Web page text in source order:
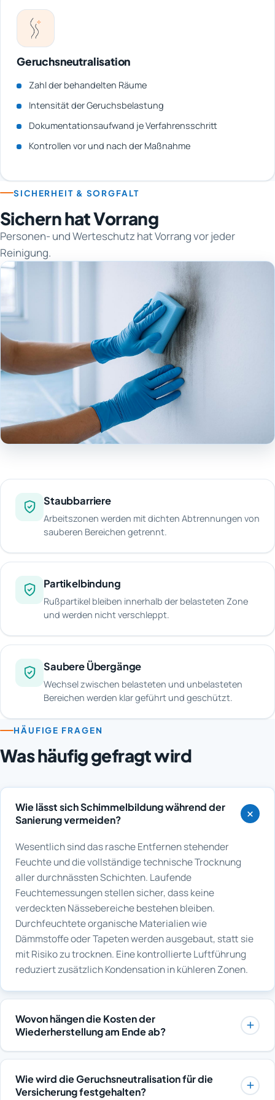
Geruchsneutralisation
Zahl der behandelten Räume
Intensität der Geruchsbelastung
Dokumentationsaufwand je Verfahrensschritt
Kontrollen vor und nach der Maßnahme
SICHERHEIT & SORGFALT
Sichern hat Vorrang
Personen- und Werteschutz hat Vorrang vor jeder
Reinigung.
Staubbarriere
Arbeitszonen werden mit dichten Abtrennungen von
sauberen Bereichen getrennt.
Partikelbindung
Rußpartikel bleiben innerhalb der belasteten Zone
und werden nicht verschleppt.
Saubere Übergänge
Wechsel zwischen belasteten und unbelasteten
Bereichen werden klar geführt und geschützt.
HÄUFIGE FRAGEN
Was häufig gefragt wird
Wie lässt sich Schimmelbildung während der
Sanierung vermeiden?
Wesentlich sind das rasche Entfernen stehender
Feuchte und die vollständige technische Trocknung
aller durchnässten Schichten. Laufende
Feuchtemessungen stellen sicher, dass keine
verdeckten Nässebereiche bestehen bleiben.
Durchfeuchtete organische Materialien wie
Dämmstoffe oder Tapeten werden ausgebaut, statt sie
mit Risiko zu trocknen. Eine kontrollierte Luftführung
reduziert zusätzlich Kondensation in kühleren Zonen.
Wovon hängen die Kosten der
Wiederherstellung am Ende ab?
Entscheidend sind die Flächen, die neu beschichtet
oder verputzt werden müssen, die Art der Oberflächen
und der Umfang ausgebauter Bauteile, die ersetzt
Wie wird die Geruchsneutralisation für die
Versicherung festgehalten?